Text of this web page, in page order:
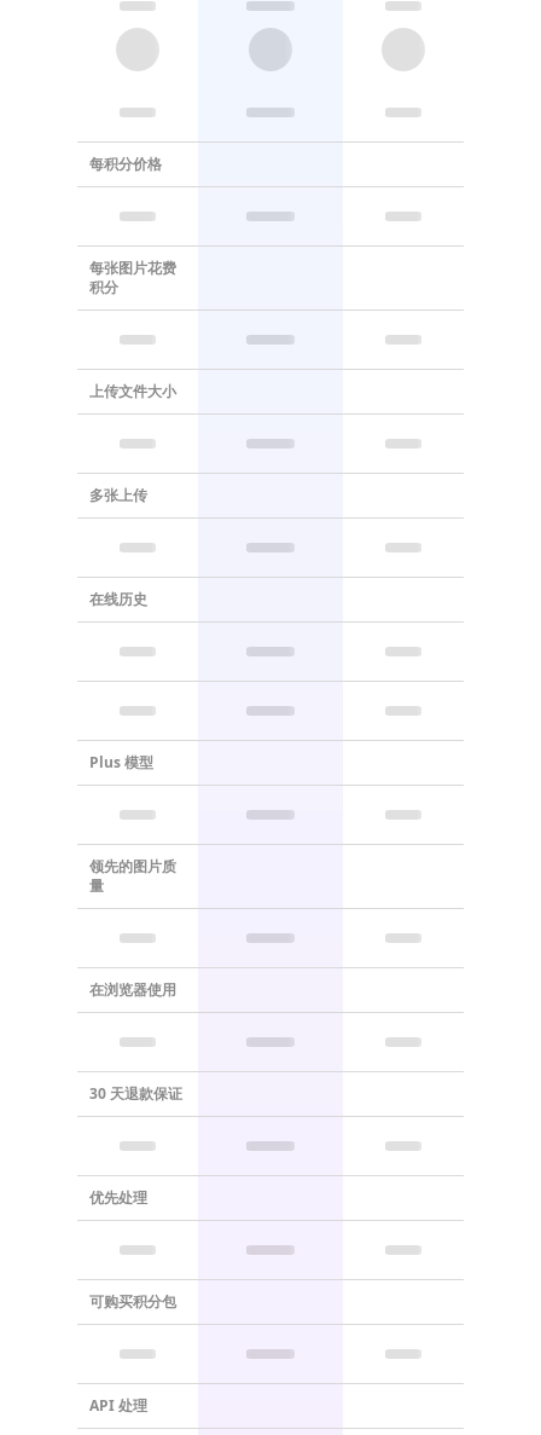
每积分价格
每张图片花费
积分
上传文件大小
多张上传
在线历史
Plus 模型
领先的图片质
量
在浏览器使用
30 天退款保证
优先处理
可购买积分包
API 处理